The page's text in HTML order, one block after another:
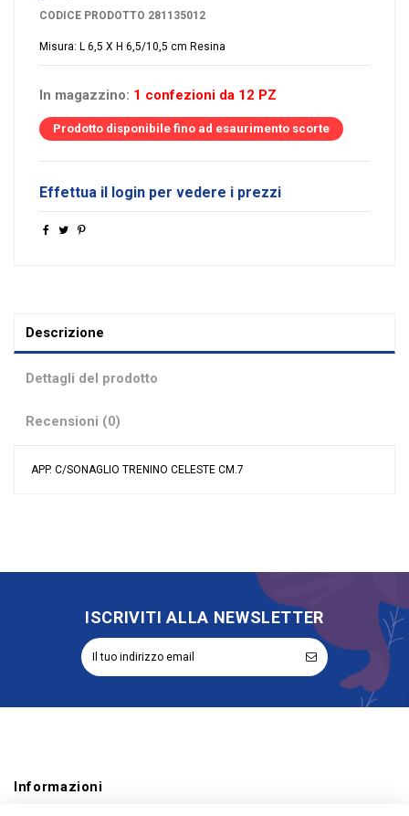
CODICE PRODOTTO 281135012
Misura: L 6,5 X H 6,5/10,5 cm Resina
In magazzino: 1 confezioni da 12 PZ
Prodotto disponibile fino ad esaurimento scorte
Effettua il login per vedere i prezzi
Descrizione
Dettagli del prodotto
Recensioni (0)
APP. C/SONAGLIO TRENINO CELESTE CM.7
Riordinabile No
ISCRIVITI ALLA NEWSLETTER
Informazioni